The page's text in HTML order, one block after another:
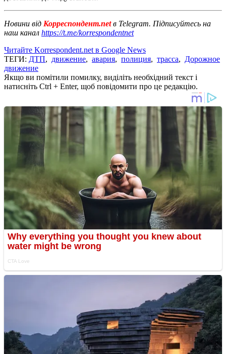
Новини від Корреспондент.netв Telegram. Підписуйтесь на
наш канал https://t.me/korrespondentnet
Читайте Korrespondent.net в Google News
ТЕГИ: ДТП, движение, авария, полиция, трасса, Дорожное
движение
Якщо ви помітили помилку, виділіть необхідний текст і
натисніть Ctrl + Enter, щоб повідомити про це редакцію.